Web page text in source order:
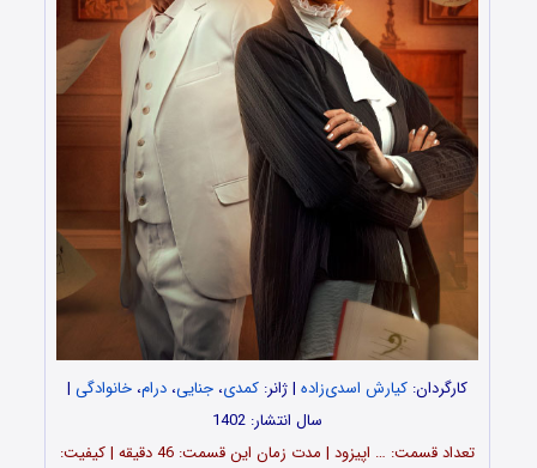
کارگردان: کیارش اسدی‌زاده | ژانر: کمدی، جنایی، درام، خانوادگی |
سال انتشار: 1402
تعداد قسمت‌: … اپیزود | مدت زمان این قسمت: 46 دقیقه | کیفیت: